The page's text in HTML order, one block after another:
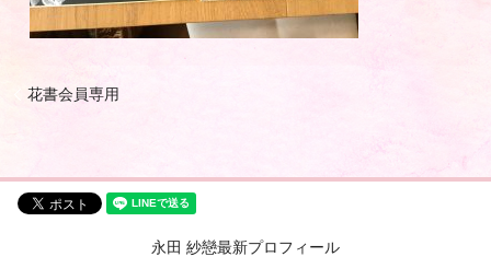
花書会員専用
永田 紗戀最新プロフィール